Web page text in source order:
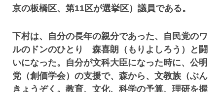
京の板橋区、第11区が選挙区）議員である。
下村は、自分の長年の親分であった、自民党のワ
ルのドンのひとり 森喜朗（もりよしろう）と闘
いになった。自分が文科大臣になった時に、公明
党（創価学会）の支援で、森から、文教族（ぶん
きょうぞく。教育、文化、科学の予算、理研を握